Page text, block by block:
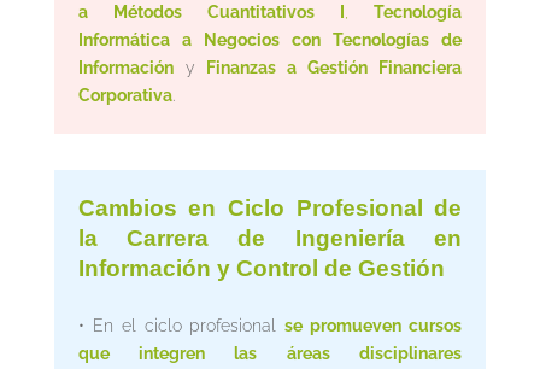
a Métodos Cuantitativos I
Tecnología
Informática a Negocios con Tecnologías de
Informacióny Finanzas a Gestión Financiera
Corporativa.
Cambios en Ciclo Profesional de
la Carrera de Ingeniería en
Información y Control de Gestión
• En el ciclo profesionalse promueven cursos
que integren las áreas disciplinares